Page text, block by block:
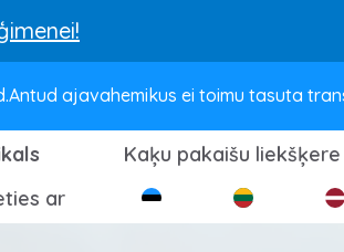
ajavahemikus ei toimu tasuta
Kaķu pakaišu liekšķere
ar